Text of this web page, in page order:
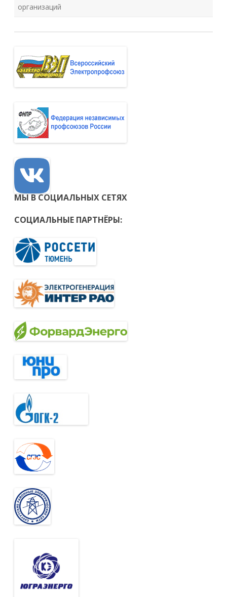
организаций
МЫ В СОЦИАЛЬНЫХ СЕТЯХ
СОЦИАЛЬНЫЕ ПАРТНЁРЫ: